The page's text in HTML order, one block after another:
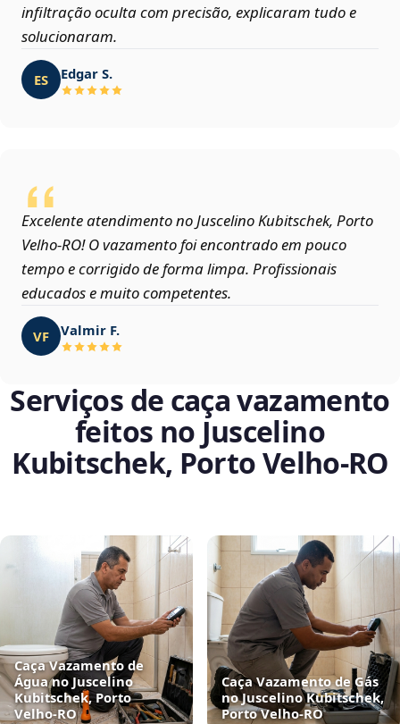
infiltração oculta com precisão, explicaram tudo e
solucionaram.
ES Edgar S.
Excelente atendimento no Juscelino Kubitschek, Porto
Velho‑RO! O vazamento foi encontrado em pouco
tempo e corrigido de forma limpa. Profissionais
educados e muito competentes.
VF Valmir F.
Serviços de caça vazamento
feitos no Juscelino
Kubitschek, Porto Velho‑RO
Caça Vazamento de
Água no Juscelino
Kubitschek, Porto
Velho‑RO
Caça Vazamento de Gás
no Juscelino Kubitschek,
Porto Velho‑RO